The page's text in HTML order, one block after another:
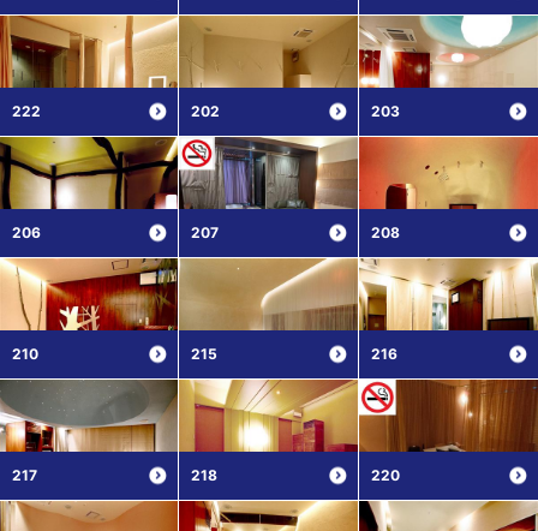
222 202 203
206 207 208
210 215 216
217 218 220